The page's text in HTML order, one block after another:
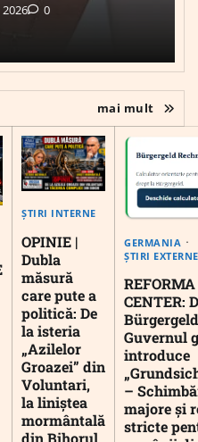
0
mai mult
ȘTIRI INTERNE
OPINIE |
Dubla
măsură
care pute a
politică: De
la isteria
„Azilelor
Groazei” din
Voluntari,
la liniștea
mormântală
din Bihorul
GERMANIA
ȘTIRI EXTERNE
CENTER:
Guvernul
introduce
–
majore și
stricte